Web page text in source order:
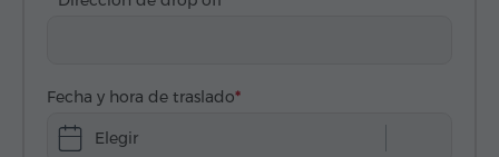
Fecha y hora de traslado
Elegir